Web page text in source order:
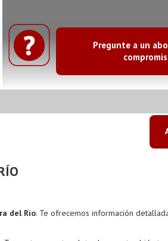
Pregunte a un
del Río. Te ofrecemos información